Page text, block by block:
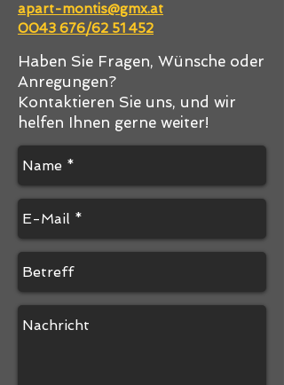
apart-montis@gmx.at​
0043 676/62 51 452
Haben Sie Fragen, Wünsche oder
Anregungen?
Kontaktieren Sie uns, und wir
helfen Ihnen gerne weiter!